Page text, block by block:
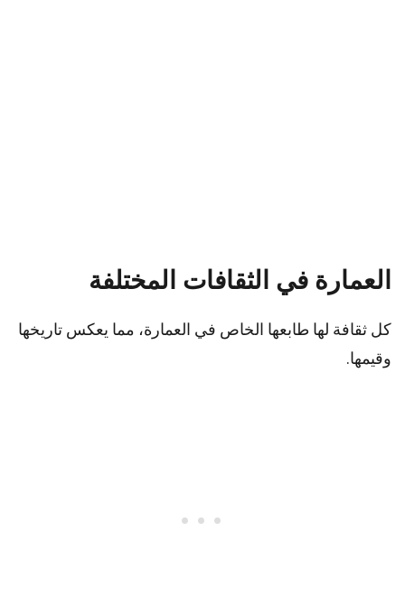
العمارة في الثقافات المختلفة
كل ثقافة لها طابعها الخاص في العمارة، مما يعكس تاريخها
وقيمها.